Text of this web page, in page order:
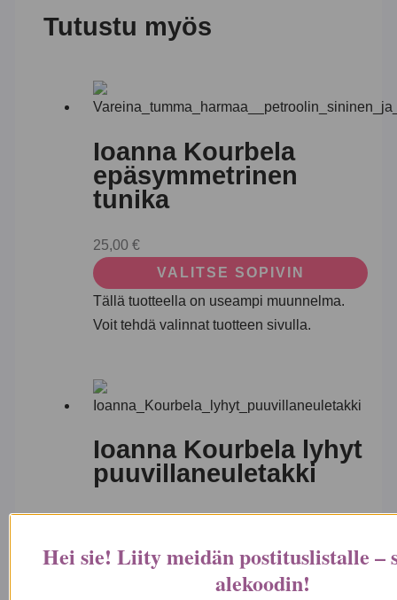
Tutustu myös
Ioanna Kourbela
epäsymmetrinen
tunika
25,00 €
VALITSE SOPIVIN
Tällä tuotteella on useampi muunnelma.
Voit tehdä valinnat tuotteen sivulla.
Ioanna Kourbela lyhyt
puuvillaneuletakki
25,00€
Tällä tuotteella on useampi muunnelma.
Hei sie! Liity meidän postituslistalle –
alekoodin!